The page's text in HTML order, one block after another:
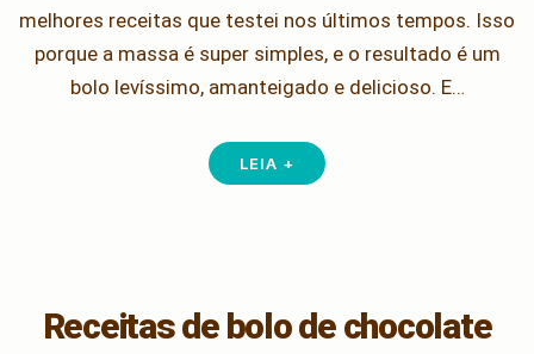
melhores receitas que testei nos últimos tempos. Isso
porque a massa é super simples, e o resultado é um
bolo levíssimo, amanteigado e delicioso. E…
LEIA +
Receitas de bolo de chocolate